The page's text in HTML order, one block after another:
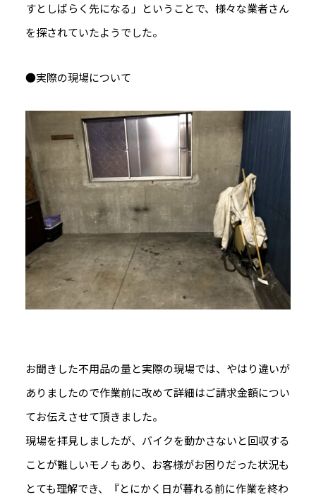
すとしばらく先になる」ということで、様々な業者さん
を探されていたようでした。
●実際の現場について
お聞きした不用品の量と実際の現場では、やはり違いが
ありましたので作業前に改めて詳細はご請求金額につい
てお伝えさせて頂きました。
現場を拝見しましたが、バイクを動かさないと回収する
ことが難しいモノもあり、お客様がお困りだった状況も
とても理解でき、『とにかく日が暮れる前に作業を終わ